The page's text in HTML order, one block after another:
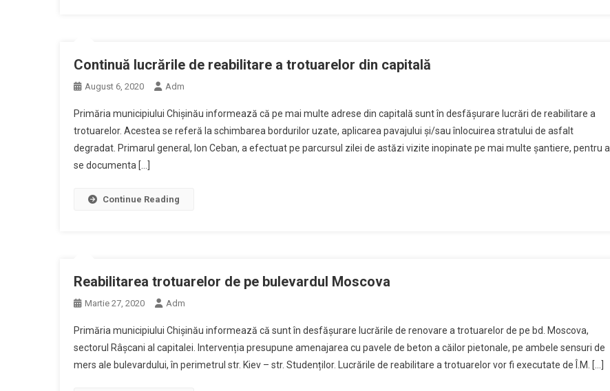
Continuă lucrările de reabilitare a trotuarelor din capitală
August 6, 2020 Adm
Primăria municipiului Chișinău informează că pe mai multe adrese din capitală sunt în desfășurare lucrări de reabilitare a
trotuarelor. Acestea se referă la schimbarea bordurilor uzate, aplicarea pavajului și/sau înlocuirea stratului de asfalt
degradat. Primarul general, Ion Ceban, a efectuat pe parcursul zilei de astăzi vizite inopinate pe mai multe șantiere, pentru a
se documenta […]
Continue Reading
Reabilitarea trotuarelor de pe bulevardul Moscova
Martie 27, 2020 Adm
Primăria municipiului Chișinău informează că sunt în desfășurare lucrările de renovare a trotuarelor de pe bd. Moscova,
sectorul Râșcani al capitalei. Intervenția presupune amenajarea cu pavele de beton a căilor pietonale, pe ambele sensuri de
mers ale bulevardului, în perimetrul str. Kiev – str. Studenților. Lucrările de reabilitare a trotuarelor vor fi executate de Î.M. […]